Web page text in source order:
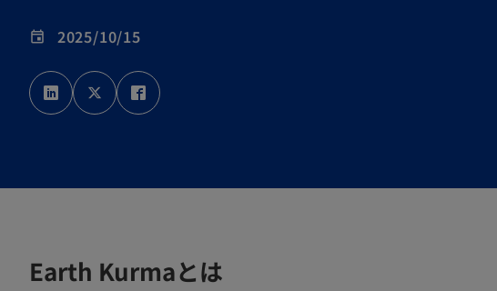
event 2025/10/15
新
し
新
し
Earth Kurmaとは